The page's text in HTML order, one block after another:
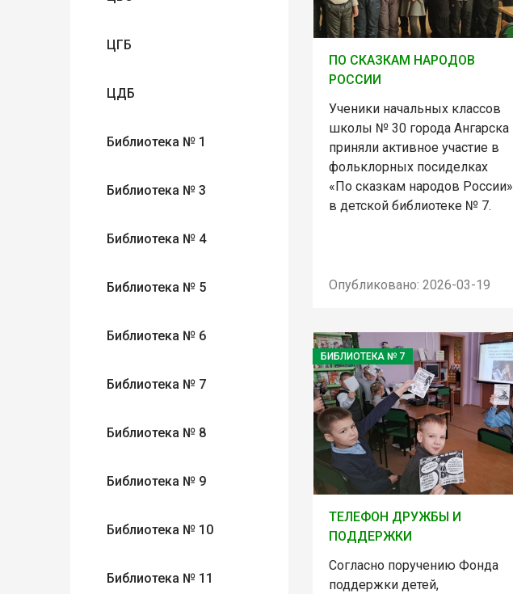
ЦГБ
ЦДБ
Библиотека № 1
Библиотека № 3
Библиотека № 4
Библиотека № 5
Библиотека № 6
Библиотека № 7
Библиотека № 8
Библиотека № 9
Библиотека № 10
Библиотека № 11
ПО СКАЗКАМ НАРОДОВ
РОССИИ
Ученики начальных классов
школы № 30 города Ангарска
приняли активное участие в
фольклорных посиделках
«По сказкам народов России»
в детской библиотеке № 7.
Опубликовано: 2026-03-19
БИБЛИОТЕКА № 7
ТЕЛЕФОН ДРУЖБЫ И
ПОДДЕРЖКИ
Согласно поручению Фонда
поддержки детей,